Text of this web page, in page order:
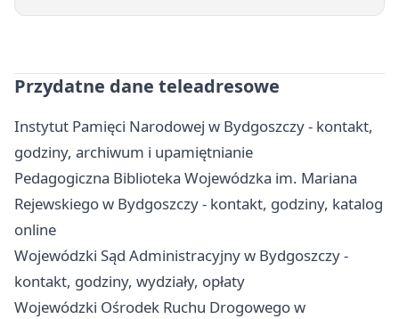
Przydatne dane teleadresowe
Instytut Pamięci Narodowej w Bydgoszczy - kontakt,
godziny, archiwum i upamiętnianie
Pedagogiczna Biblioteka Wojewódzka im. Mariana
Rejewskiego w Bydgoszczy - kontakt, godziny, katalog
online
Wojewódzki Sąd Administracyjny w Bydgoszczy -
kontakt, godziny, wydziały, opłaty
Wojewódzki Ośrodek Ruchu Drogowego w